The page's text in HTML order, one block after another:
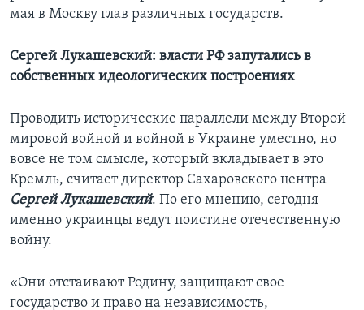
мая в Москву глав различных государств.
Сергей Лукашевский: власти РФ запутались в
собственных идеологических построениях
Проводить исторические параллели между Второй
мировой войной и войной в Украине уместно, но
вовсе не том смысле, который вкладывает в это
Кремль, считает директор Сахаровского центра
Сергей Лукашевский. По его мнению, сегодня
именно украинцы ведут поистине отечественную
войну.
«Они отстаивают Родину, защищают свое
государство и право на независимость,